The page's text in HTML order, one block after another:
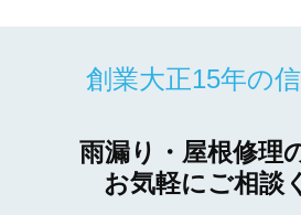
創業大正15年の
雨漏り・屋根修理
お気軽にご相談